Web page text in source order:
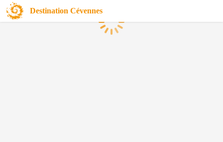
Destination Cévennes
Chargement